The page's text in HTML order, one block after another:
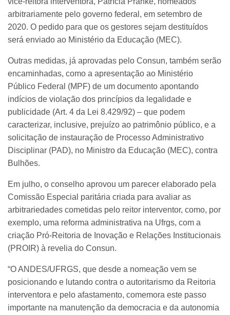
arbitrariamente pelo governo federal, em setembro de
2020. O pedido para que os gestores sejam destituídos
será enviado ao Ministério da Educação (MEC).
Outras medidas, já aprovadas pelo Consun, também serão
encaminhadas, como a apresentação ao Ministério
Público Federal (MPF) de um documento apontando
indícios de violação dos princípios da legalidade e
publicidade (Art. 4 da Lei 8.429/92) – que podem
caracterizar, inclusive, prejuízo ao patrimônio público, e a
solicitação de instauração de Processo Administrativo
Disciplinar (PAD), no Ministro da Educação (MEC), contra
Bulhões.
Em julho, o conselho aprovou um parecer elaborado pela
Comissão Especial paritária criada para avaliar as
arbitrariedades cometidas pelo reitor interventor, como, por
exemplo, uma reforma administrativa na Ufrgs, com a
criação Pró-Reitoria de Inovação e Relações Institucionais
(PROIR) à revelia do Consun.
“O ANDES/UFRGS, que desde a nomeação vem se
posicionando e lutando contra o autoritarismo da Reitoria
interventora e pelo afastamento, comemora este passo
importante na manutenção da democracia e da autonomia